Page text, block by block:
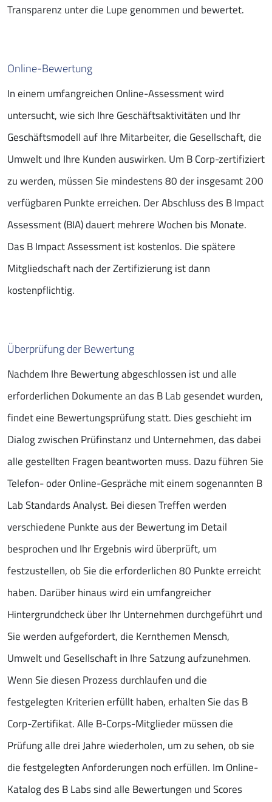
Transparenz unter die Lupe genommen und bewertet.
Online-Bewertung
In einem umfangreichen Online-Assessment wird
untersucht, wie sich Ihre Geschäftsaktivitäten und Ihr
Geschäftsmodell auf Ihre Mitarbeiter, die Gesellschaft, die
Umwelt und Ihre Kunden auswirken. Um B Corp-zertifiziert
zu werden, müssen Sie mindestens 80 der insgesamt 200
verfügbaren Punkte erreichen. Der Abschluss des B Impact
Assessment (BIA) dauert mehrere Wochen bis Monate.
Das B Impact Assessment ist kostenlos. Die spätere
Mitgliedschaft nach der Zertifizierung ist dann
kostenpflichtig.
Überprüfung der Bewertung
Nachdem Ihre Bewertung abgeschlossen ist und alle
erforderlichen Dokumente an das B Lab gesendet wurden,
findet eine Bewertungsprüfung statt. Dies geschieht im
Dialog zwischen Prüfinstanz und Unternehmen, das dabei
alle gestellten Fragen beantworten muss. Dazu führen Sie
Telefon- oder Online-Gespräche mit einem sogenannten B
Lab Standards Analyst. Bei diesen Treffen werden
verschiedene Punkte aus der Bewertung im Detail
besprochen und Ihr Ergebnis wird überprüft, um
festzustellen, ob Sie die erforderlichen 80 Punkte erreicht
haben. Darüber hinaus wird ein umfangreicher
Hintergrundcheck über Ihr Unternehmen durchgeführt und
Sie werden aufgefordert, die Kernthemen Mensch,
Umwelt und Gesellschaft in Ihre Satzung aufzunehmen.
Wenn Sie diesen Prozess durchlaufen und die
festgelegten Kriterien erfüllt haben, erhalten Sie das B
Corp-Zertifikat. Alle B-Corps-Mitglieder müssen die
Prüfung alle drei Jahre wiederholen, um zu sehen, ob sie
die festgelegten Anforderungen noch erfüllen. Im Online-
Katalog des B Labs sind alle Bewertungen und Scores